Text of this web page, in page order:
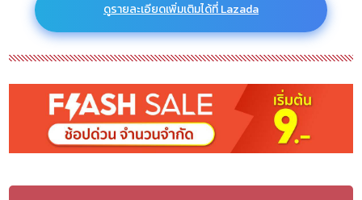
ดูรายละเอียดเพิ่มเติมได้ที่ Lazada